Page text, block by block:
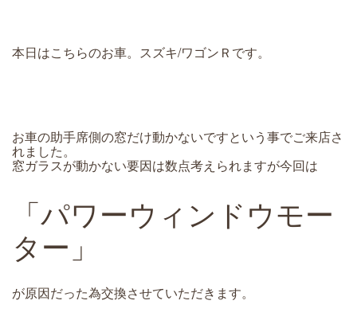
本日はこちらのお車。スズキ/ワゴンＲです。
お車の助手席側の窓だけ動かないですという事でご来店さ
れました。
窓ガラスが動かない要因は数点考えられますが今回は
「パワーウィンドウモー
ター」
が原因だった為交換させていただきます。